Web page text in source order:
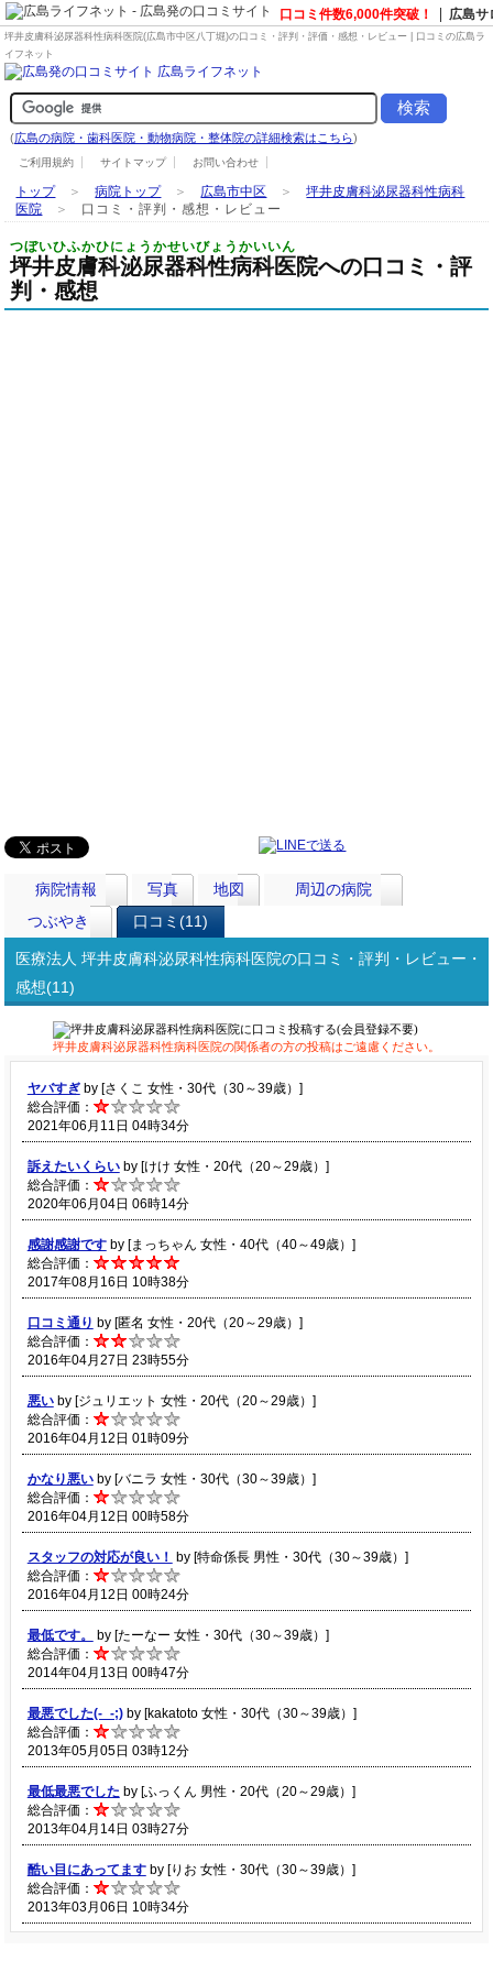
口コミ件数6,000件突破！ 広島サ
坪井皮膚科泌尿器科性病科医院(広島市中区八丁堀)の口コミ・評判・評価・感想・レビュー | 口コミの広島ラ
イフネット
(広島の病院・歯科医院・動物病院・整体院の詳細検索はこちら)
ご利用規約 サイトマップ お問い合わせ
トップ＞病院トップ＞ 広島市中区 ＞坪井皮膚科泌尿器科性病科
医院 ＞ 口コミ・評判・感想・レビュー
つぼいひふかひにょうかせいびょうかいいん
坪井皮膚科泌尿器科性病科医院への口コミ・評
判・感想
病院情報 写真 地図
周辺の病院
つぶやき
口コミ(11)
医療法人 坪井皮膚科泌尿科性病科医院の口コミ・評判・レビュー・
感想(11)
坪井皮膚科泌尿器科性病科医院の関係者の方の投稿はご遠慮ください。
ヤバすぎby [さくこ 女性・30代（30～39歳）]
総合評価：
2021年06月11日 04時34分
訴えたいくらいby [けけ 女性・20代（20～29歳）]
総合評価：
2020年06月04日 06時14分
感謝感謝ですby [まっちゃん 女性・40代（40～49歳）]
総合評価：
2017年08月16日 10時38分
口コミ通り by [匿名 女性・20代（20～29歳）]
総合評価：
2016年04月27日 23時55分
悪いby [ジュリエット 女性・20代（20～29歳）]
総合評価：
2016年04月12日 01時09分
かなり悪いby [バニラ 女性・30代（30～39歳）]
総合評価：
2016年04月12日 00時58分
スタッフの対応が良い！ by [特命係長 男性・30代（30～39歳）]
総合評価：
2016年04月12日 00時24分
最低です。
by [たーなー 女性・30代（30～39歳）]
総合評価：
2014年04月13日 00時47分
最悪でした(-_-;)by [kakatoto 女性・30代（30～39歳）]
総合評価：
2013年05月05日 03時12分
最低最悪でした by [ふっくん 男性・20代（20～29歳）]
総合評価：
2013年04月14日 03時27分
酷い目にあってますby [りお 女性・30代（30～39歳）]
総合評価：
2013年03月06日 10時34分